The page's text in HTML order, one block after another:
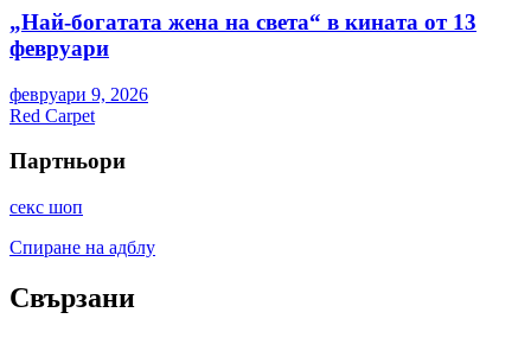
„Най-богатата жена на света“ в кината от 13
февруари
февруари 9, 2026
Red Carpet
Партньори
секс шоп
Спиране на адблу
Свързани